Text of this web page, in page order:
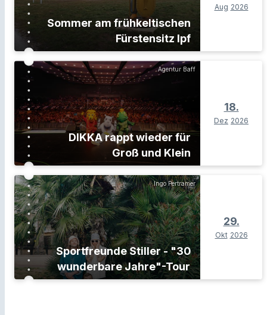
Sommer am frühkeltischen
Fürstensitz Ipf
Aug 2026
Agentur Baff
DIKKA rappt wieder für
Groß und Klein
18.
Dez 2026
Ingo Pertramer
Sportfreunde Stiller - "30
wunderbare Jahre"-Tour
29.
Okt 2026